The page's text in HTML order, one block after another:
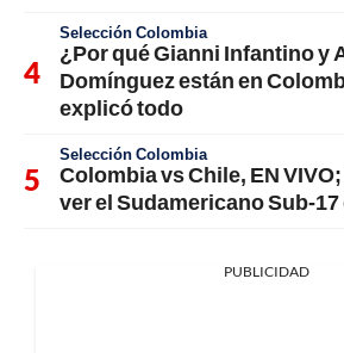
Selección Colombia
¿Por qué Gianni Infantino y
Domínguez están en
explicó todo
Selección Colombia
Colombia vs Chile, EN
ver el Sudamericano Sub-17
PUBLICIDAD